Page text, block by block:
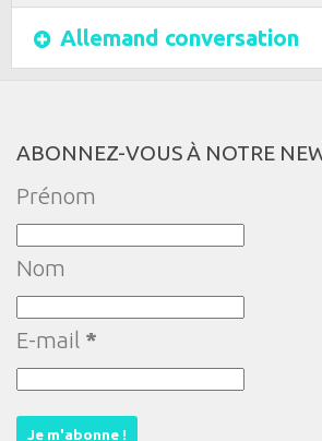
Allemand conversation
ABONNEZ-VOUS À NOTRE
Prénom
Nom
E-mail *